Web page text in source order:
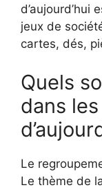
d’aujourd’hui
jeux de
cartes, dés,
Quels
dans
Le
Le thème de